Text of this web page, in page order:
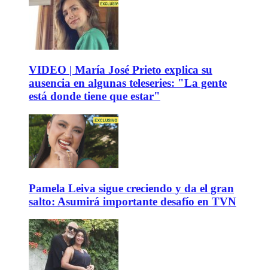
VIDEO | María José Prieto explica su
ausencia en algunas teleseries: "La gente
está donde tiene que estar"
Pamela Leiva sigue creciendo y da el gran
salto: Asumirá importante desafío en TVN